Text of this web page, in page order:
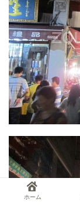
ホーム